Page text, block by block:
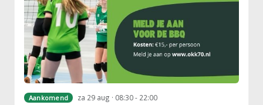
Aankomend za 29 aug · 08:30 - 22:00